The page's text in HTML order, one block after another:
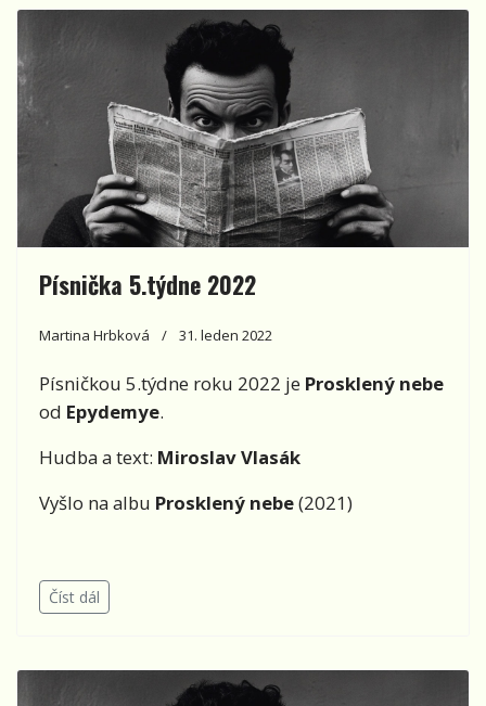
Písnička 5.týdne 2022
Martina Hrbková 31. leden 2022
Písničkou 5.týdne roku 2022 je Prosklený nebe
od Epydemye.
Hudba a text: Miroslav Vlasák
Vyšlo na albu Prosklený nebe(2021)
Číst dál